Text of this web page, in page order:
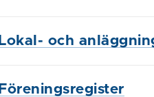
Lokal- och
Föreningsregister